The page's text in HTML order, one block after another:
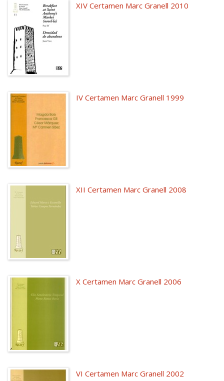
XIV Certamen Marc Granell 2010
IV Certamen Marc Granell 1999
XII Certamen Marc Granell 2008
X Certamen Marc Granell 2006
VI Certamen Marc Granell 2002